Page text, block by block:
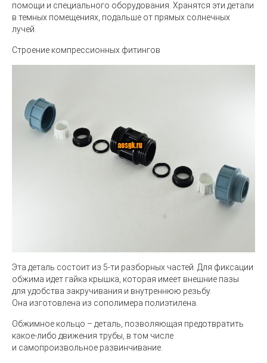
помощи и специального оборудования. Хранятся эти детали
в темных помещениях, подальше от прямых солнечных
лучей.
Строение компрессионных фитингов
Эта деталь состоит из 5-ти разборных частей. Для фиксации
обжима идет гайка крышка, которая имеет внешние пазы
для удобства закручивания и внутреннюю резьбу.
Она изготовлена из сополимера полиэтилена.
Обжимное кольцо – деталь, позволяющая предотвратить
какое-либо движения трубы, в том числе
и самопроизвольное развинчивание.